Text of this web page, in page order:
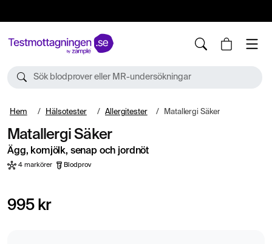
Sök blodprover eller MR-undersökningar
Hem Hälsotester Allergitester Matallergi Säker
Matallergi Säker
Ägg, komjölk, senap och jordnöt
4 markörer Blodprov
995 kr